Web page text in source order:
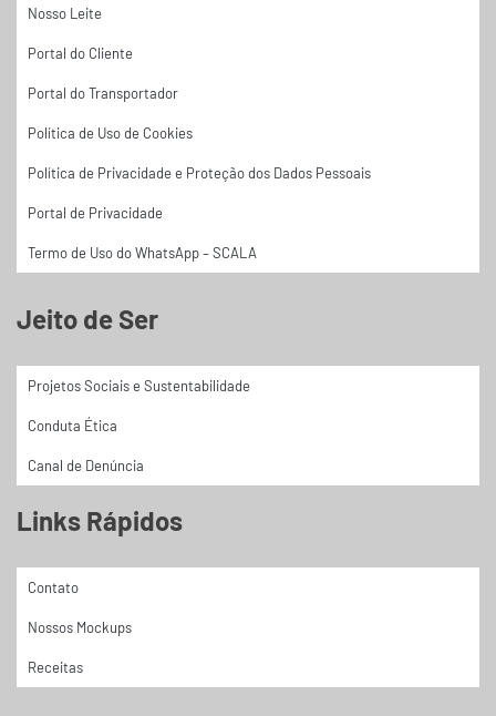
Nosso Leite
Portal do Cliente
Portal do Transportador
Política de Uso de Cookies
Política de Privacidade e Proteção dos Dados Pessoais
Portal de Privacidade
Termo de Uso do WhatsApp – SCALA
Jeito de Ser
Projetos Sociais e Sustentabilidade
Conduta Ética
Canal de Denúncia
Links Rápidos
Contato
Nossos Mockups
Receitas